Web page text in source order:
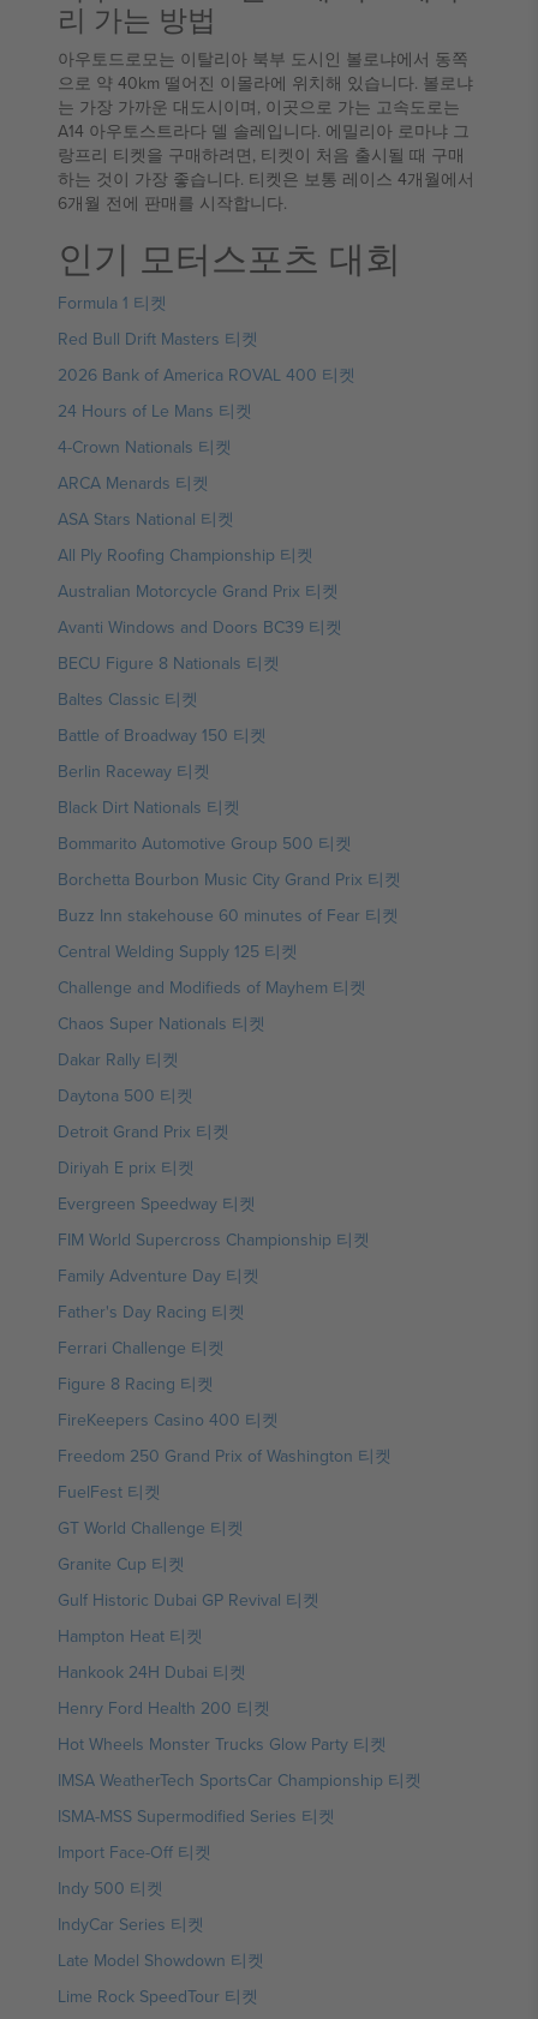
리 가는 방법
아우토드로모는 이탈리아 북부 도시인 볼로냐에서 동쪽
으로 약 40km 떨어진 이몰라에 위치해 있습니다. 볼로냐
는 가장 가까운 대도시이며, 이곳으로 가는 고속도로는
A14 아우토스트라다 델 솔레입니다. 에밀리아 로마냐 그
랑프리 티켓을 구매하려면, 티켓이 처음 출시될 때 구매
하는 것이 가장 좋습니다. 티켓은 보통 레이스 4개월에서
6개월 전에 판매를 시작합니다.
인기 모터스포츠 대회
Formula 1 티켓
Red Bull Drift Masters 티켓
2026 Bank of America ROVAL 400 티켓
24 Hours of Le Mans 티켓
4-Crown Nationals 티켓
ARCA Menards 티켓
ASA Stars National 티켓
All Ply Roofing Championship 티켓
Australian Motorcycle Grand Prix 티켓
Avanti Windows and Doors BC39 티켓
BECU Figure 8 Nationals 티켓
Baltes Classic 티켓
Battle of Broadway 150 티켓
Berlin Raceway 티켓
Black Dirt Nationals 티켓
Bommarito Automotive Group 500 티켓
Borchetta Bourbon Music City Grand Prix 티켓
Buzz Inn stakehouse 60 minutes of Fear 티켓
Central Welding Supply 125 티켓
Challenge and Modifieds of Mayhem 티켓
Chaos Super Nationals 티켓
Dakar Rally 티켓
Daytona 500 티켓
Detroit Grand Prix 티켓
Diriyah E prix 티켓
Evergreen Speedway 티켓
FIM World Supercross Championship 티켓
Family Adventure Day 티켓
Father's Day Racing 티켓
Ferrari Challenge 티켓
Figure 8 Racing 티켓
FireKeepers Casino 400 티켓
Freedom 250 Grand Prix of Washington 티켓
FuelFest 티켓
GT World Challenge 티켓
Granite Cup 티켓
Gulf Historic Dubai GP Revival 티켓
Hampton Heat 티켓
Hankook 24H Dubai 티켓
Henry Ford Health 200 티켓
Hot Wheels Monster Trucks Glow Party 티켓
IMSA WeatherTech SportsCar Championship 티켓
ISMA-MSS Supermodified Series 티켓
Import Face-Off 티켓
Indy 500 티켓
IndyCar Series 티켓
Late Model Showdown 티켓
Lime Rock SpeedTour 티켓